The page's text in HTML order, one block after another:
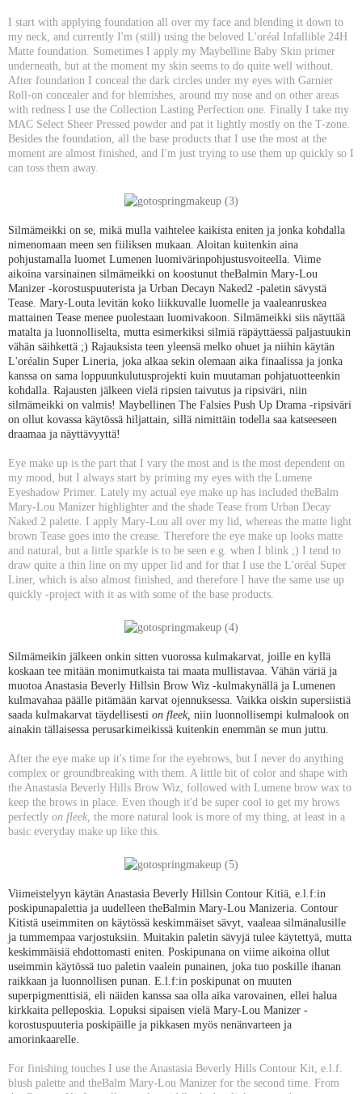
I start with applying foundation all over my face and blending it down to
my neck, and currently I'm (still) using the beloved L'oréal Infallible 24H
Matte foundation. Sometimes I apply my Maybelline Baby Skin primer
underneath, but at the moment my skin seems to do quite well without.
After foundation I conceal the dark circles under my eyes with Garnier
Roll-on concealer and for blemishes, around my nose and on other areas
with redness I use the Collection Lasting Perfection one. Finally I take my
MAC Select Sheer Pressed powder and pat it lightly mostly on the T-zone.
Besides the foundation, all the base products that I use the most at the
moment are almost finished, and I'm just trying to use them up quickly so I
can toss them away.
Silmämeikki on se, mikä mulla vaihtelee kaikista eniten ja jonka kohdalla
nimenomaan meen sen fiiliksen mukaan. Aloitan kuitenkin aina
pohjustamalla luomet Lumenen luomivärinpohjustusvoiteella. Viime
aikoina varsinainen silmämeikki on koostunut theBalmin Mary-Lou
Manizer -korostuspuuterista ja Urban Decayn Naked2 -paletin sävystä
Tease. Mary-Louta levitän koko liikkuvalle luomelle ja vaaleanruskea
mattainen Tease menee puolestaan luomivakoon. Silmämeikki siis näyttää
matalta ja luonnolliselta, mutta esimerkiksi silmiä räpäyttäessä paljastuukin
vähän säihkettä ;) Rajauksista teen yleensä melko ohuet ja niihin käytän
L'oréalin Super Lineria, joka alkaa sekin olemaan aika finaalissa ja jonka
kanssa on sama loppuunkulutusprojekti kuin muutaman pohjatuotteenkin
kohdalla. Rajausten jälkeen vielä ripsien taivutus ja ripsiväri, niin
silmämeikki on valmis! Maybellinen The Falsies Push Up Drama -ripsiväri
on ollut kovassa käytössä hiljattain, sillä nimittäin todella saa katseeseen
draamaa ja näyttävyyttä!
Eye make up is the part that I vary the most and is the most dependent on
my mood, but I always start by priming my eyes with the Lumene
Eyeshadow Primer. Lately my actual eye make up has included theBalm
Mary-Lou Manizer highlighter and the shade Tease from Urban Decay
Naked 2 palette. I apply Mary-Lou all over my lid, whereas the matte light
brown Tease goes into the crease. Therefore the eye make up looks matte
and natural, but a little sparkle is to be seen e.g. when I blink ;) I tend to
draw quite a thin line on my upper lid and for that I use the L'oréal Super
Liner, which is also almost finished, and therefore I have the same use up
quickly -project with it as with some of the base products.
Silmämeikin jälkeen onkin sitten vuorossa kulmakarvat, joille en kyllä
koskaan tee mitään monimutkaista tai maata mullistavaa. Vähän väriä ja
muotoa Anastasia Beverly Hillsin Brow Wiz -kulmakynällä ja Lumenen
kulmavahaa päälle pitämään karvat ojennuksessa. Vaikka oiskin supersiistiä
saada kulmakarvat täydellisesti on fleek, niin luonnollisempi kulmalook on
ainakin tällaisessa perusarkimeikissä kuitenkin enemmän se mun juttu.
After the eye make up it's time for the eyebrows, but I never do anything
complex or groundbreaking with them. A little bit of color and shape with
the Anastasia Beverly Hills Brow Wiz, followed with Lumene brow wax to
keep the brows in place. Even though it'd be super cool to get my brows
perfectly on fleek, the more natural look is more of my thing, at least in a
basic everyday make up like this.
Viimeistelyyn käytän Anastasia Beverly Hillsin Contour Kitiä, e.l.f:in
poskipunapalettia ja uudelleen theBalmin Mary-Lou Manizeria. Contour
Kitistä useimmiten on käytössä keskimmäiset sävyt, vaaleaa silmänalusille
ja tummempaa varjostuksiin. Muitakin paletin sävyjä tulee käytettyä, mutta
keskimmäisiä ehdottomasti eniten. Poskipunana on viime aikoina ollut
useimmin käytössä tuo paletin vaalein punainen, joka tuo poskille ihanan
raikkaan ja luonnollisen punan. E.l.f:in poskipunat on muuten
superpigmenttisiä, eli näiden kanssa saa olla aika varovainen, ellei halua
kirkkaita pelleposkia. Lopuksi sipaisen vielä Mary-Lou Manizer -
korostuspuuteria poskipäille ja pikkasen myös nenänvarteen ja
amorinkaarelle.
For finishing touches I use the Anastasia Beverly Hills Contour Kit, e.l.f.
blush palette and theBalm Mary-Lou Manizer for the second time. From